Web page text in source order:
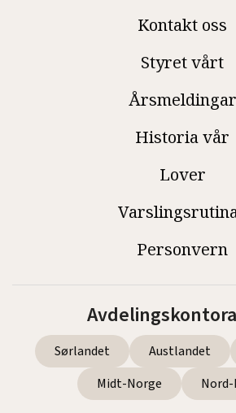
Kontakt oss
Styret vårt
Årsmeldingar
Historia vår
Lover
Personvern
Sørlandet Austlandet
Midt-Norge